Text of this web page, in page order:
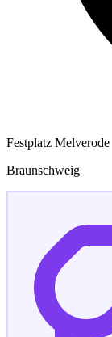
Festplatz Melverode
Braunschweig